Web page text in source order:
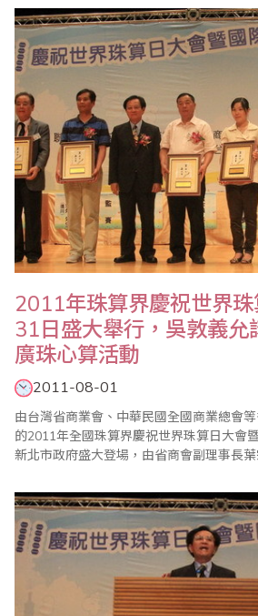
2011年珠算界慶祝世界
31日盛大舉行，吳敦義允
廣珠心算活動
2011-08-01
由台灣省商業會、中華民國全國商業總會
的2011年全國珠算界慶祝世界珠算日大會
新北市政府盛大登場，由省商會副理事長
是，行政院長吳敦義也在百忙之中蒞會祝
手，吳院長致詞強調，珠心算活動不僅可
緩老人失智..